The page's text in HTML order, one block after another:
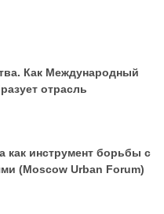
Как Международный
отрасль
как инструмент борьбы с
(Moscow Urban Forum)